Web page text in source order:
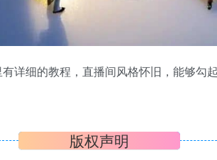
详细的教程，直播间风格怀旧，能够勾
版权声明